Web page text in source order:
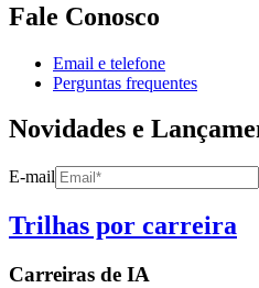
Fale Conosco
Email e telefone
Perguntas frequentes
Novidades e
E-mail
Trilhas por carreira
Carreiras de IA